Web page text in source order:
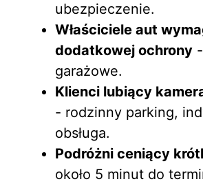
ubezpieczenie.
Właściciele aut
dodatkowej ochrony
garażowe.
Klienci lubiący
- rodzinny parking,
obsługa.
Podróżni ceniący
około 5 minut do